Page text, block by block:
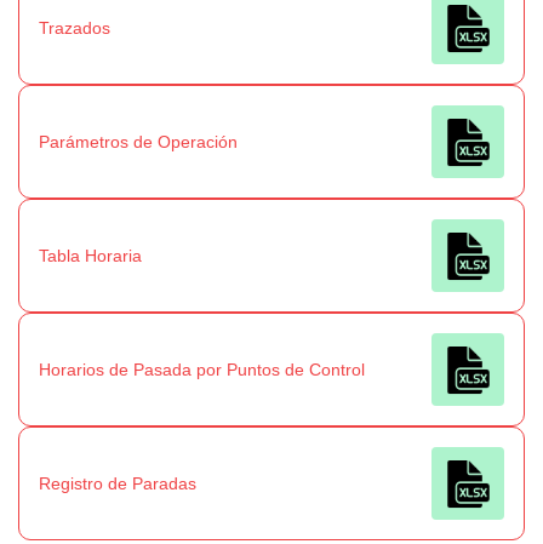
Trazados
Parámetros de Operación
Tabla Horaria
Horarios de Pasada por Puntos de Control
Registro de Paradas